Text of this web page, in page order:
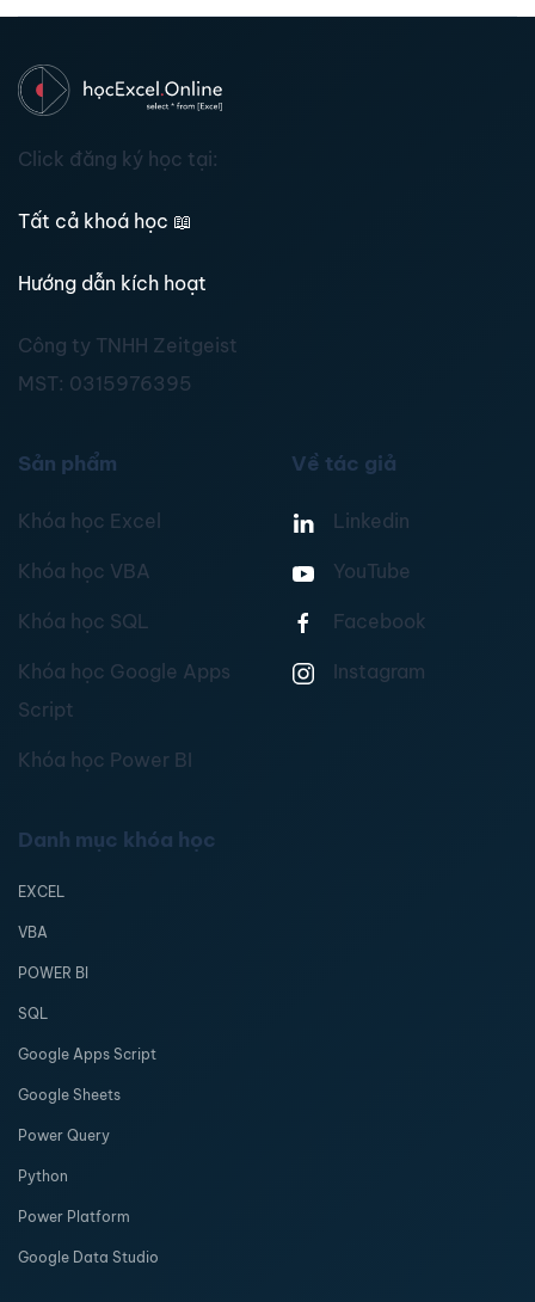
Click đăng ký học tại:
Tất cả khoá học 📖
Hướng dẫn kích hoạt
Công ty TNHH Zeitgeist
MST: 0315976395
Sản phẩm
Khóa học Excel
Khóa học VBA
Khóa học SQL
Khóa học Google Apps
Script
Khóa học Power BI
Về tác giả
Linkedin
YouTube
Facebook
Instagram
Danh mục khóa học
EXCEL
VBA
POWER BI
SQL
Google Apps Script
Google Sheets
Power Query
Python
Power Platform
Google Data Studio